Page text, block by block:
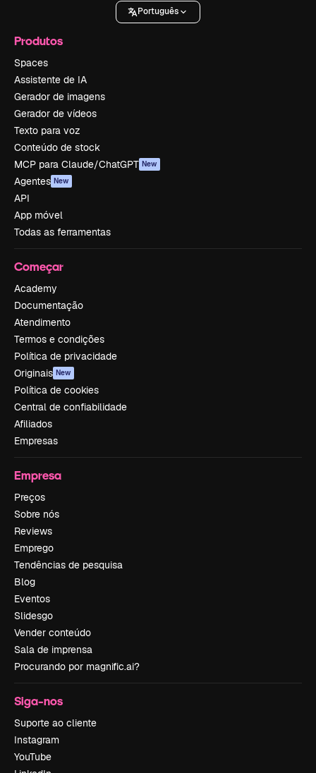
Português
Produtos
Spaces
Assistente de IA
Gerador de imagens
Gerador de vídeos
Texto para voz
Conteúdo de stock
MCP para Claude/ChatGPT New
Agentes New
API
App móvel
Todas as ferramentas
Começar
Academy
Documentação
Atendimento
Termos e condições
Política de privacidade
Originais New
Política de cookies
Central de confiabilidade
Afiliados
Empresas
Empresa
Preços
Sobre nós
Reviews
Emprego
Tendências de pesquisa
Blog
Eventos
Slidesgo
Vender conteúdo
Sala de imprensa
Procurando por magnific.ai?
Siga-nos
Suporte ao cliente
Instagram
YouTube